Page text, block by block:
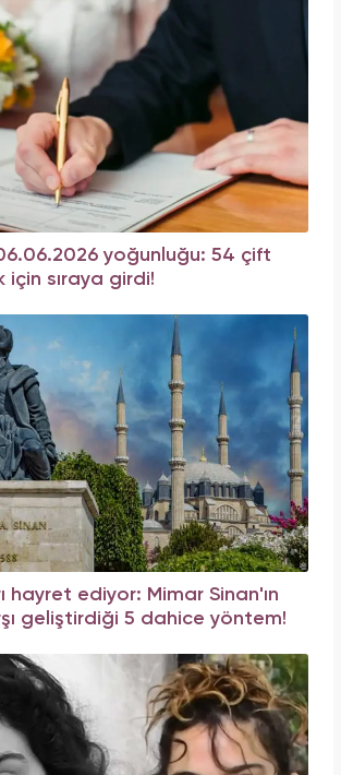
yoğunluğu: 54 çift
için sıraya girdi!
hayret ediyor: Mimar Sinan'ın
geliştirdiği 5 dahice yöntem!